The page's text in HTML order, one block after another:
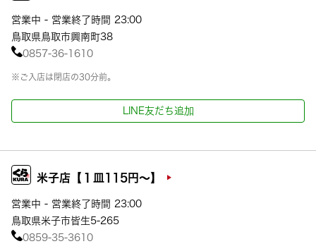
営業中 - 営業終了時間 23:00
鳥取県鳥取市興南町38
0857-36-1610
※ご入店は閉店の30分前。
LINE友だち追加
米子店【１皿115円～】
営業中 - 営業終了時間 23:00
鳥取県米子市皆生5-265
0859-35-3610